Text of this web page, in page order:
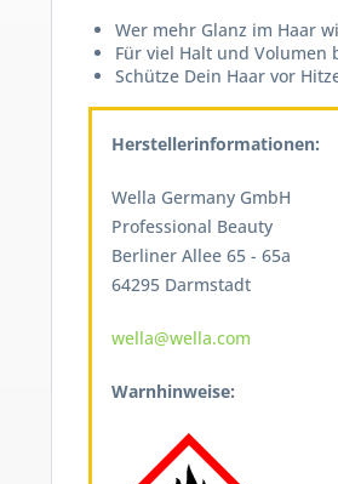
Wer mehr Glanz im Haar
Für viel Halt und Volumen
Schütze Dein Haar vor
Herstellerinformationen:
Wella Germany GmbH
Professional Beauty
Berliner Allee 65 - 65a
64295 Darmstadt
wella@wella.com
Warnhinweise: